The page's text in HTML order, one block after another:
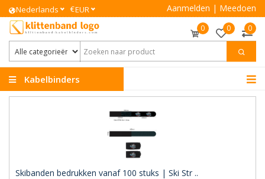
Nederlands €EUR Aanmelden | Meedoen
0 0 0
Kabelbinders
Skibanden bedrukken vanaf 100 stuks | Ski Str ..